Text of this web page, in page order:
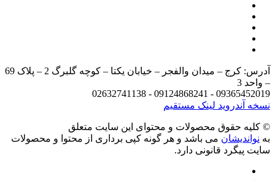
آدرس: کرج – میدان والفجر – خیابان یکتا – کوچه گلبرگ 2 – پلاک 69
3
09365452019 - 09124868241 -
آندرویدلینک مستقیم
حقوق محصولات و محتوای اين سایت متعلق
می باشد و هر گونه کپی برداری از محتوا و محصولات
پیگرد قانونی دارد.